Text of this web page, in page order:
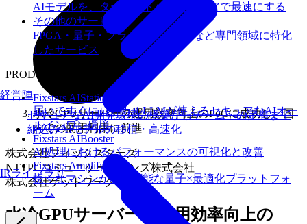
AIモデルを、ターゲットハードウェアで最速にする
その他のサービス
FPGA・量子・フラッシュメモリなど専門領域に特化
したサービス
PRODUCTS
Fixstars AIStation
届いてすぐにローカルLLMが使えるセキュアなAIオー
ルインワン環境
Fixstars AIBooster
AI処理におけるパフォーマンスの可視化と改善
Fixstars Amplify
様々なマシンが利用可能な量子×最適化プラットフォ
ーム
経営陣
セキュアなAI開発環境の構築からチームへの定着まで
組込みAIモデルの移植・高速化
IRライブラリ
水冷GPUサーバーの運用効率向上のPoCに成功し、国
内での商用利用に前進
株式会社フィックスターズ
NTTPCコミュニケーションズ株式会社
株式会社ゲットワークス
水冷GPUサーバーの運用効率向上の